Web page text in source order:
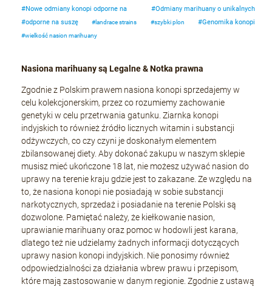
Nowe odmiany konopi odporne na
Odmiany marihuany o unikalnych
odporne na suszę
landrace strains szybki plon Genomika konopi
wielkość nasion marihuany
Nasiona marihuany są Legalne & Notka prawna
Zgodnie z Polskim prawem nasiona konopi sprzedajemy w
celu kolekcjonerskim, przez co rozumiemy zachowanie
genetyki w celu przetrwania gatunku. Ziarnka konopi
indyjskich to również źródło licznych witamin i substancji
odżywczych, co czy czyni je doskonałym elementem
zbilansowanej diety. Aby dokonać zakupu w naszym sklepie
musisz mieć ukończone 18 lat, nie możesz używać nasion do
uprawy na terenie kraju gdzie jest to zakazane. Ze względu na
to, że nasiona konopi nie posiadają w sobie substancji
narkotycznych, sprzedaż i posiadanie na terenie Polski są
dozwolone. Pamiętać należy, że kiełkowanie nasion,
uprawianie marihuany oraz pomoc w hodowli jest karana,
dlatego też nie udzielamy żadnych informacji dotyczących
uprawy nasion konopi indyjskich. Nie ponosimy również
odpowiedzialności za działania wbrew prawu i przepisom,
które mają zastosowanie w danym regionie. Zgodnie z ustawą